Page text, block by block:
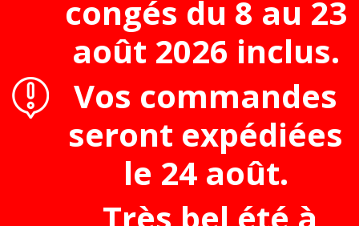
congés du 8 au 23
août 2026 inclus.
Vos commandes
seront expédiées
le 24 août.
Méth.& Partit. Partitions Flute irlandaise 110